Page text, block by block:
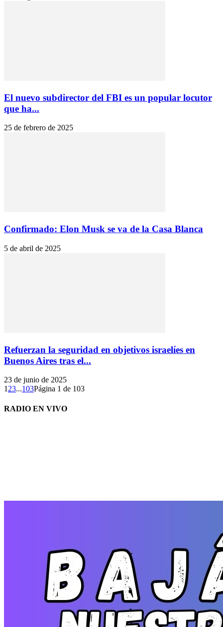
El nuevo subdirector del FBI es un popular locutor
que ha...
25 de febrero de 2025
Confirmado: Elon Musk se va de la Casa Blanca
5 de abril de 2025
Refuerzan la seguridad en objetivos israelíes en
Buenos Aires tras el...
23 de junio de 2025
1 23...103Página 1 de 103
RADIO EN VIVO